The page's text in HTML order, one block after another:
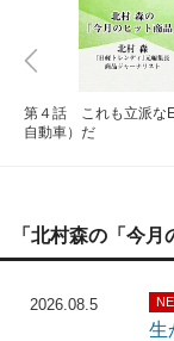
第４話 これも立派な
自動車）だ
「北村森の「今
2026.08.5
生